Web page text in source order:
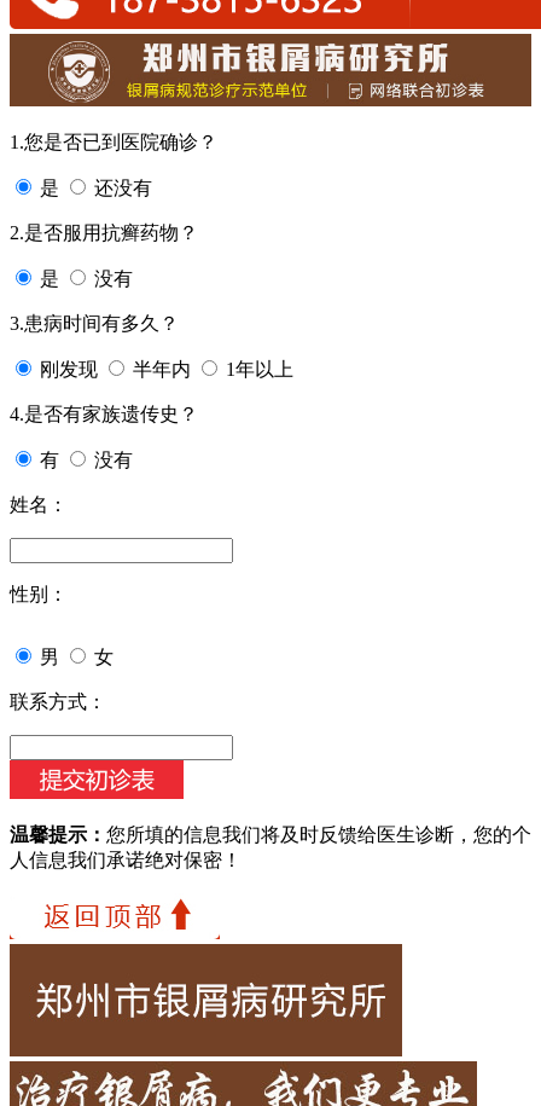
1.您是否已到医院确诊？
是 还没有
2.是否服用抗癣药物？
是 没有
3.患病时间有多久？
刚发现 半年内 1年以上
4.是否有家族遗传史？
有 没有
姓名：
性别：
男 女
联系方式：
温馨提示： 您所填的信息我们将及时反馈给医生诊断，您的个
人信息我们承诺绝对保密！